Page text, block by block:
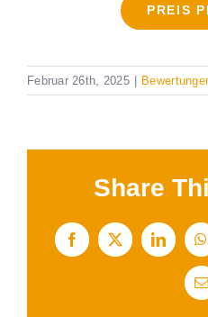
PREIS
Februar 26th, 2025
Share
Facebook
X LinkedIn
E-